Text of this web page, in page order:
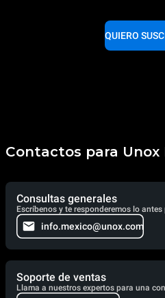
QUIERO
Contactos para Unox
Consultas generales
Escríbenos y te responderemos lo antes
info.mexico@unox.com
Soporte de ventas
Llama a nuestros expertos para una